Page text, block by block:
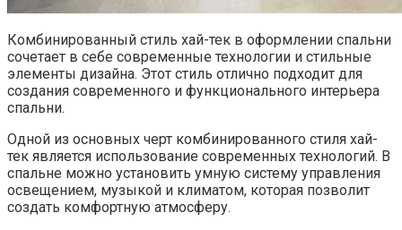
Комбинированный стиль хай-тек в оформлении спальни
сочетает в себе современные технологии и стильные
элементы дизайна. Этот стиль отлично подходит для
создания современного и функционального интерьера
спальни.
Одной из основных черт комбинированного стиля хай-
тек является использование современных технологий. В
спальне можно установить умную систему управления
освещением, музыкой и климатом, которая позволит
создать комфортную атмосферу.